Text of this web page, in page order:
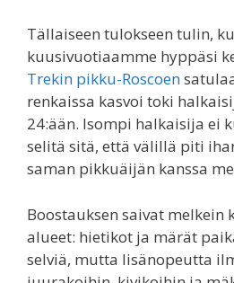
Tällaiseen tulokseen tulin,
kuusivuotiaamme hyppäsi
Trekin pikku-Roscoen
renkaissa kasvoi toki
24:ään. Isompi halkaisija ei
selitä sitä, että välillä piti
saman pikkuäijän kanssa
Boostauksen saivat melkein
alueet: hietikot ja märät
selviä, mutta lisänopeutta